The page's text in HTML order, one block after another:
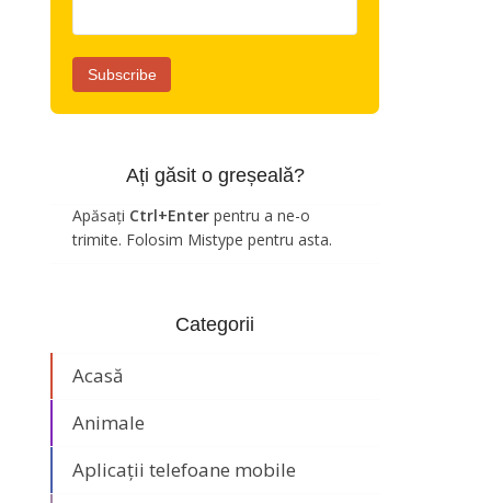
Ați găsit o greșeală?
Apăsați Ctrl+Enter pentru a ne-o
trimite. Folosim Mistype pentru asta.
Categorii
Acasă
Animale
Aplicații telefoane mobile